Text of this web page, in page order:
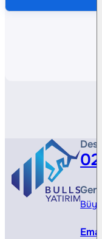
Email